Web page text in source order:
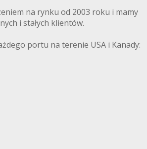
na rynku od 2003 roku i mamy
i stałych klientów.
portu na terenie USA i Kanady: